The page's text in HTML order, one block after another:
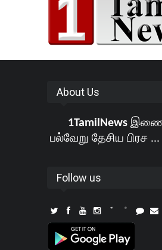
About Us
1TamilNews
பல்வேறு தேசிய பிரச ...
Follow us